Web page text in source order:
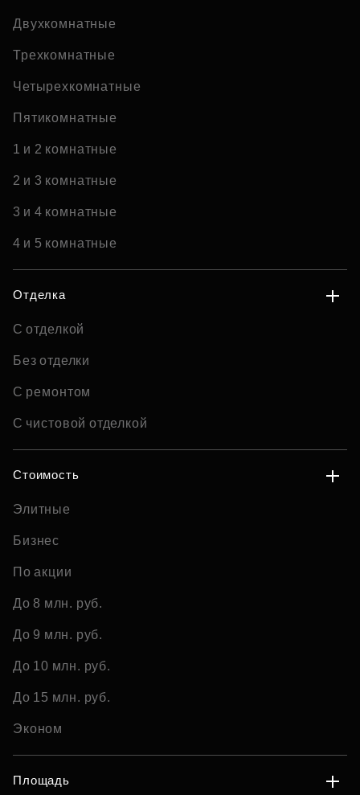
Двухкомнатные
Трехкомнатные
Четырехкомнатные
Пятикомнатные
1 и 2 комнатные
2 и 3 комнатные
3 и 4 комнатные
4 и 5 комнатные
Отделка
С отделкой
Без отделки
С ремонтом
С чистовой отделкой
Стоимость
Элитные
Бизнес
По акции
До 8 млн. руб.
До 9 млн. руб.
До 10 млн. руб.
До 15 млн. руб.
Эконом
Площадь